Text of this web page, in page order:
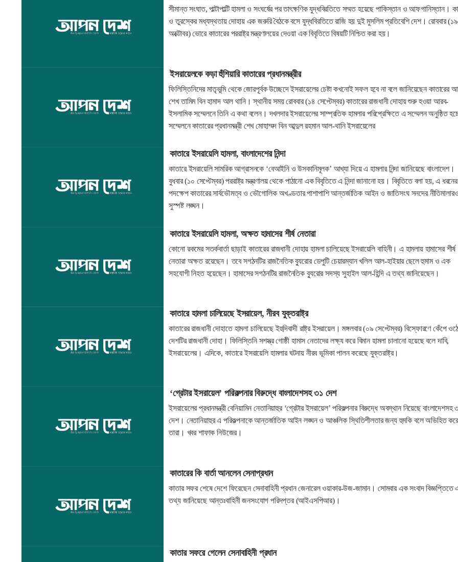
সীমান্ত সংঘাত, পাল্টাপাল্টি হামলা ও সংঘর্ষের পর তাৎক্ষণিক যুদ্ধবিরতিতে সম্মত হয়েছে পাকিস্তান ও আফগানিস্তান।
ও তুরস্কের মধ্যস্থতায় দোহায় এক জরুরি বৈঠকে বসে যুদ্ধবিরতিতে রাজি হয় দুই মুসলিম প্রতিবেশি দেশ। রোববার (১৯
অক্টোবর) ভোরে কাতারের পররাষ্ট্র মন্ত্রণালয়ের দেওয়া এক বিবৃতিতে বিষয়টি নিশ্চিত করা হয়।
ইসরায়েলকে কড়া হুঁশিয়ারি কাতারের প্রধানমন্ত্রীর
ফিলিস্তিনিদের মাতৃভূমি থেকে জোরপূর্বক উচ্ছেদে ইসরায়েলের চেষ্টা কখনোই সফল হবে না বলে জানিয়েছেন কাতারের
শেখ তামিম বিন হামাদ আল থানি। স্থানীয় সময় রোববার (১৪ সেপ্টেম্বর) কাতারের রাজধানী দোহায় শুরু হওয়া আরব-
ইসলামিক সম্মেলনে তিনি এ কথা বলেন। দখলদার ইসরায়েলের সাম্প্রতিক হামলার পরিপ্রেক্ষিতে এ সম্মেলন অনুষ্ঠিত
সম্মেলনে কাতারের প্রধানমন্ত্রী শেখ মোহাম্মদ বিন আব্দুল রহমান আল-থানি ইসরায়েলের
কাতারে ইসরায়েলি হামলা, বাংলাদেশের নিন্দা
কাতারে ইসরায়েলি সামরিক আগ্রাসনকে ‘বেআইনি ও উসকানিমূলক’ আখ্যা দিয়ে এ হামলার নিন্দা জানিয়েছে বাংলাদেশ।
বুধবার (১০ সেপ্টেম্বর) পররাষ্ট্র মন্ত্রণালয় থেকে পাঠানো এক বিবৃতিতে এ নিন্দা জানানো হয়। বিবৃতিতে বলা হয়, এ ধরনের
পদক্ষেপ কাতারের সার্বভৌমত্ব ও ভৌগোলিক অখণ্ডতার পাশাপাশি আন্তর্জাতিক আইন ও জাতিসংঘ সনদের নীতিমালারও
সুস্পষ্ট লঙ্ঘন।
কাতারে ইসরায়েলি হামলা, অক্ষত হামাসের শীর্ষ নেতারা
কোনো রকমের সতর্কবার্তা ছাড়াই কাতারের রাজধানী দোহায় হামলা চালিয়েছে ইসরায়েলি বাহিনী। এ হামলায় হামাসের শীর্ষ
নেতারা অক্ষত রয়েছেন। তবে সগঠনটির রাজনৈতিক ব্যুরোর ডেপুটি চেয়ারম্যান খলিল আল-হাইয়ার ছেলে হুমাম ও এক
সহযোগী নিহত হয়েছেন। হামাসের সগঠনটির রাজনৈতিক ব্যুরোর সদস্য সুহাইল আল-হিন্দি এ তথ্য জানিয়েছেন।
কাতারে হামলা চালিয়েছে ইসরায়েল, নীরব যুক্তরাষ্ট্র
কাতারের রাজধানী দোহাতে হামলা চালিয়েছে ইহুদিবাদী রাষ্ট্র ইসরায়েল। মঙ্গলবার (০৯ সেপ্টেম্বর) বিস্ফোরণে কেঁপে
দেশটির রাজধানী দোহা। ফিলিস্তিনি সশস্ত্র গোষ্ঠী হামাস নেতাদের লক্ষ্য করে বিমান হামলা চালানো হয়েছে বলে দাবি,
ইসরায়েলের। এদিকে, কাতারে ইসরায়েলি হামলার ঘটনায় নীরব ভূমিকা পালন করেছে যুক্তরাষ্ট্র।
‘গ্রেটার ইসরায়েল’ পরিকল্পনার বিরুদ্ধে বাংলাদেশসহ ৩১ দেশ
ইসরায়েলের প্রধানমন্ত্রী বেনিয়ামিন নেতানিয়াহুর ‘গ্রেটার ইসরায়েল’ পরিকল্পনার বিরুদ্ধে অবস্থান নিয়েছে বাংলাদেশসহ
দেশ। নেতানিয়াহুর এ পরিকল্পনাকে আন্তর্জাতিক আইন লঙ্ঘন ও আঞ্চলিক স্থিতিশীলতার জন্য হুমকি বলে অভিহিত
তারা। খবর শাফাক নিউজের।
কাতারের কি বার্তা আনলেন সেনাপ্রধান
কাতার সফর শেষে দেশে ফিরেছেন সেনাবাহিনী প্রধান জেনারেল ওয়াকার-উজ-জামান। সোমবার এক সংবাদ বিজ্ঞপ্তিতে
তথ্য জানিয়েছে আন্তঃবাহিনী জনসংযোগ পরিদপ্তর (আইএসপিআর)।
কাতার সফরে গেলেন সেনাবাহিনী প্রধান